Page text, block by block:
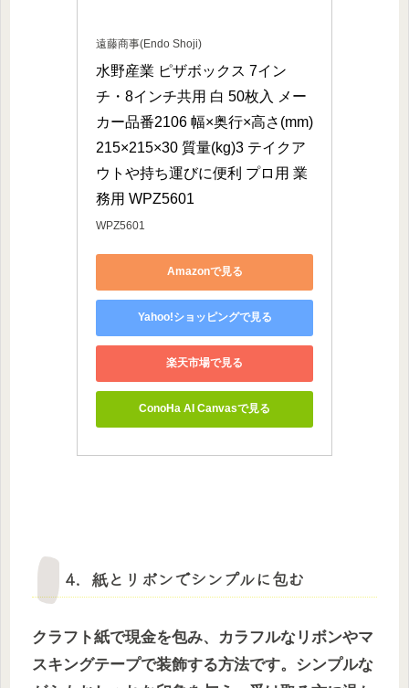
遠藤商事(Endo Shoji)
水野産業 ピザボックス 7イン
チ・8インチ共用 白 50枚入 メー
カー品番2106 幅×奥行×高さ(mm)
215×215×30 質量(kg)3 テイクア
ウトや持ち運びに便利 プロ用 業
務用 WPZ5601
WPZ5601
Amazonで見る
Yahoo!ショッピングで見る
楽天市場で見る
ConoHa AI Canvasで見る
4．紙とリボンでシンプルに包む
クラフト紙で現金を包み、カラフルなリボンやマ
スキングテープで装飾する方法です。シンプルな